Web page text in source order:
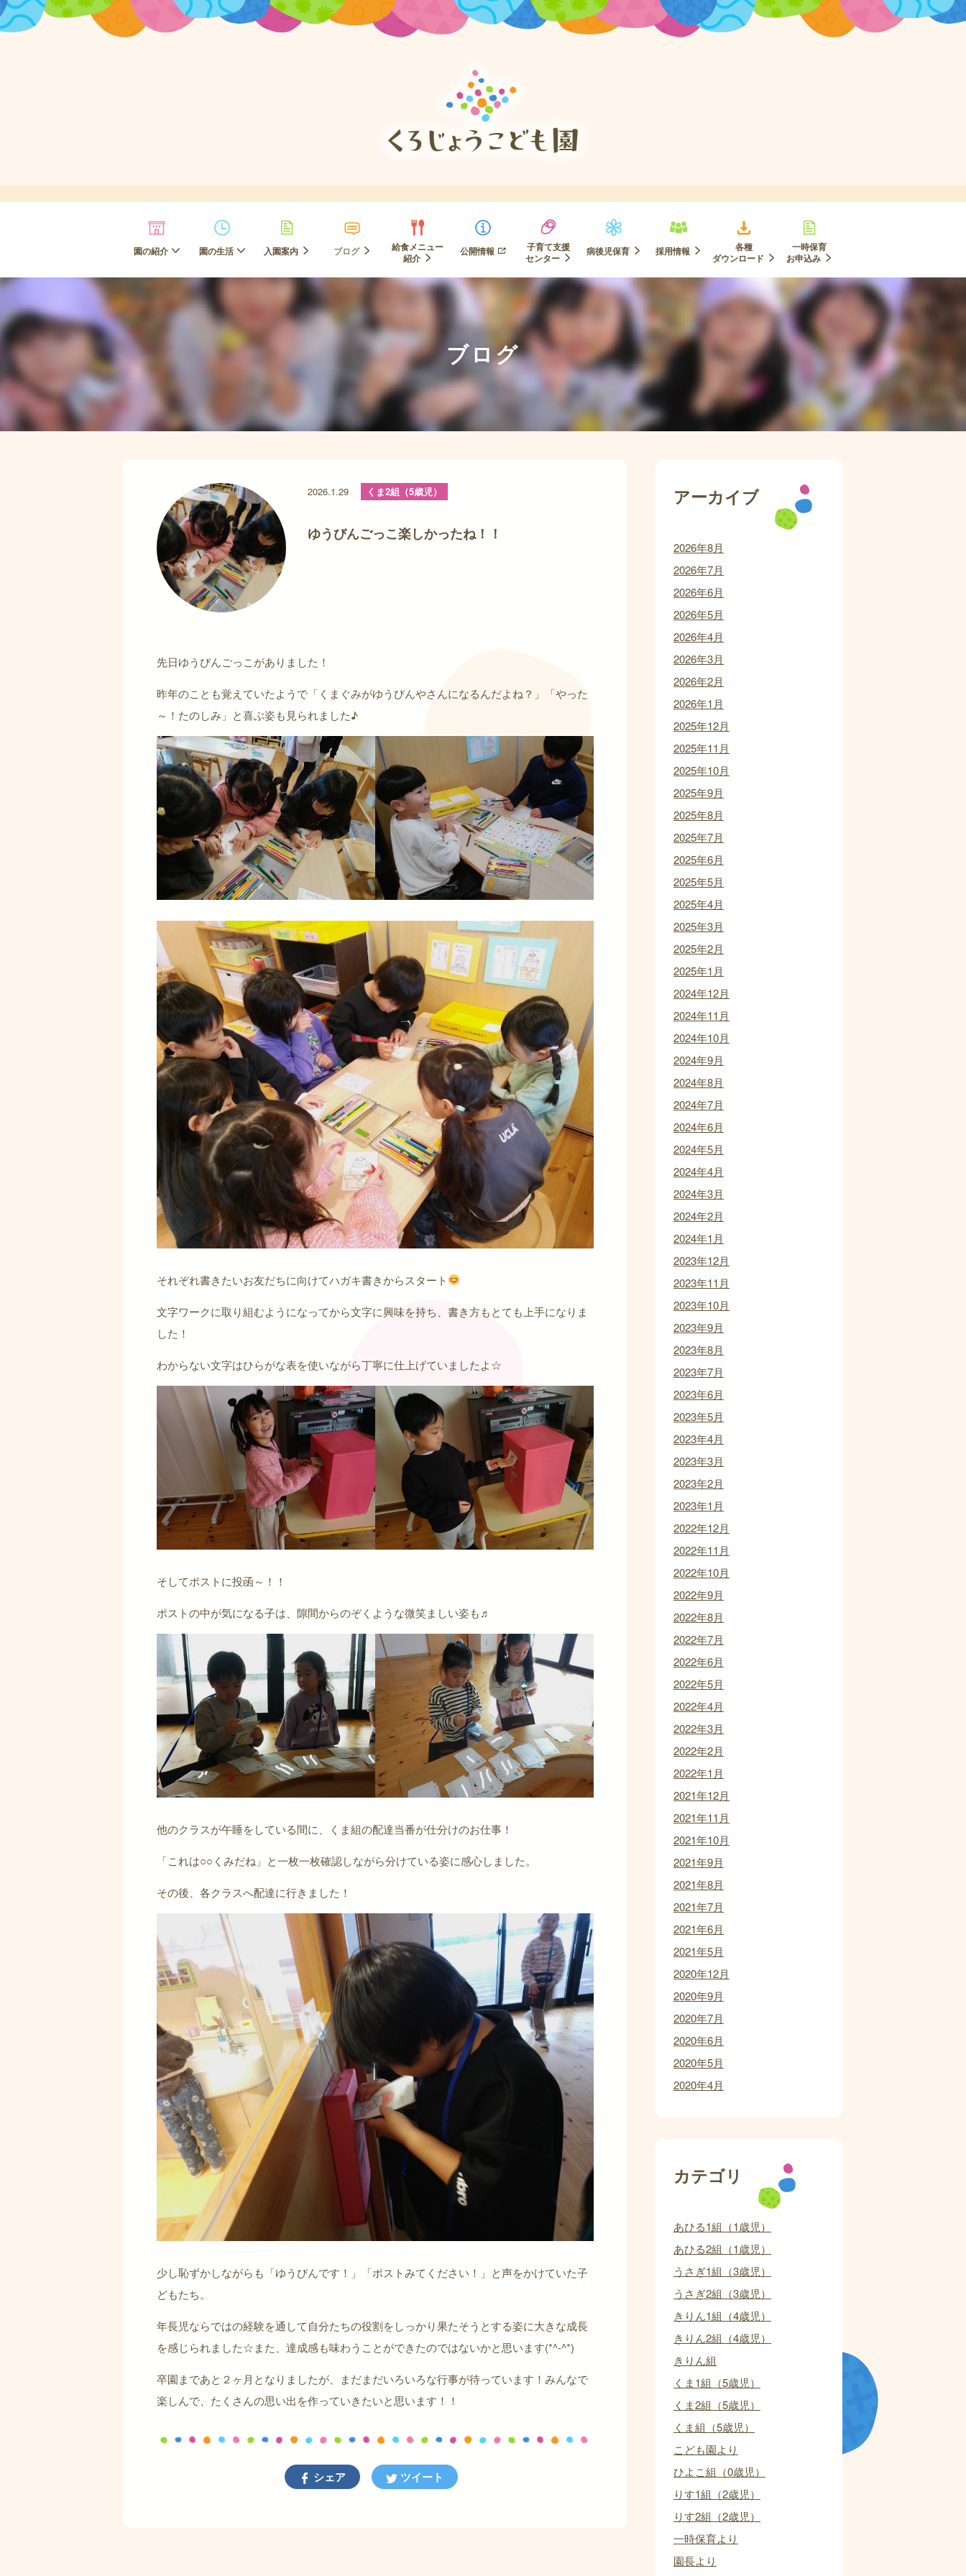
園の紹介 園の生活 入園案内 ブログ
給食メニュー
紹介
公開情報
子育て支援
センター
病後児保育 採用情報
各種
ダウンロード
一時保育
お申込み
ブログ
2026.1.29 くま2組（5歳児）
ゆうびんごっこ楽しかったね！！
先日ゆうびんごっこがありました！
昨年のことも覚えていたようで「くまぐみがゆうびんやさんになるんだよね？」「やった
～！たのしみ」と喜ぶ姿も見られました♪
それぞれ書きたいお友だちに向けてハガキ書きからスタート
文字ワークに取り組むようになってから文字に興味を持ち、書き方もとても上手になりま
した！
わからない文字はひらがな表を使いながら丁寧に仕上げていましたよ☆
そしてポストに投函～！！
ポストの中が気になる子は、隙間からのぞくような微笑ましい姿も♬
他のクラスが午睡をしている間に、くま組の配達当番が仕分けのお仕事！
「これは○○くみだね」と一枚一枚確認しながら分けている姿に感心しました。
その後、各クラスへ配達に行きました！
少し恥ずかしながらも「ゆうびんです！」「ポストみてください！」と声をかけていた子
どもたち。
年長児ならではの経験を通して自分たちの役割をしっかり果たそうとする姿に大きな成長
を感じられました☆また、達成感も味わうことができたのではないかと思います(*^-^*)
卒園まであと２ヶ月となりましたが、まだまだいろいろな行事が待っています！みんなで
楽しんで、たくさんの思い出を作っていきたいと思います！！
シェア ツイート
アーカイブ
2026年8月
2026年7月
2026年6月
2026年5月
2026年4月
2026年3月
2026年2月
2026年1月
2025年12月
2025年11月
2025年10月
2025年9月
2025年8月
2025年7月
2025年6月
2025年5月
2025年4月
2025年3月
2025年2月
2025年1月
2024年12月
2024年11月
2024年10月
2024年9月
2024年8月
2024年7月
2024年6月
2024年5月
2024年4月
2024年3月
2024年2月
2024年1月
2023年12月
2023年11月
2023年10月
2023年9月
2023年8月
2023年7月
2023年6月
2023年5月
2023年4月
2023年3月
2023年2月
2023年1月
2022年12月
2022年11月
2022年10月
2022年9月
2022年8月
2022年7月
2022年6月
2022年5月
2022年4月
2022年3月
2022年2月
2022年1月
2021年12月
2021年11月
2021年10月
2021年9月
2021年8月
2021年7月
2021年6月
2021年5月
2020年12月
2020年9月
2020年7月
2020年6月
2020年5月
2020年4月
カテゴリ
あひる1組（1歳児）
あひる2組（1歳児）
うさぎ1組（3歳児）
うさぎ2組（3歳児）
きりん1組（4歳児）
きりん2組（4歳児）
きりん組
くま1組（5歳児）
くま2組（5歳児）
くま組（5歳児）
こども園より
ひよこ組（0歳児）
りす1組（2歳児）
りす2組（2歳児）
一時保育より
園長より